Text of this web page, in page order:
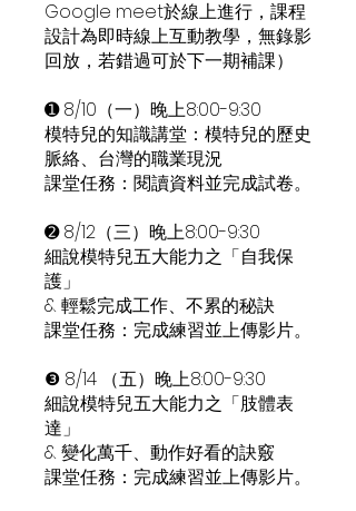
Google meet於線上進行，課程
設計為即時線上互動教學，無錄影
回放，若錯過可於下一期補課）
➊ 8/10（一）晚上8:00-9:30
模特兒的知識講堂：模特兒的歷史
脈絡、台灣的職業現況
課堂任務：閱讀資料並完成試卷。
➋ 8/12（三）晚上8:00-9:30
細說模特兒五大能力之「自我保
護」
& 輕鬆完成工作、不累的秘訣
課堂任務：完成練習並上傳影片。
❸ 8/14 （五）晚上8:00-9:30
細說模特兒五大能力之「肢體表
達」
& 變化萬千、動作好看的訣竅
課堂任務：完成練習並上傳影片。